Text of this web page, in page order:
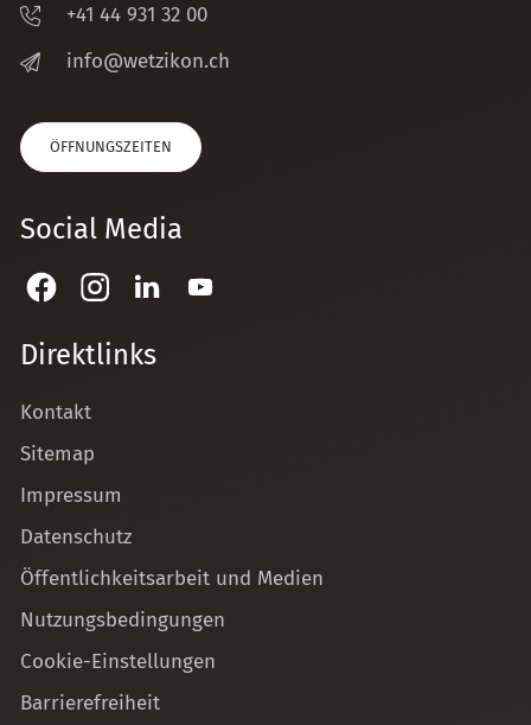
+41 44 931 32 00
nf
w tz k n ch
ÖFFNUNGSZEITEN
Social Media
Direktlinks
Kontakt
Sitemap
Impressum
Datenschutz
Öffentlichkeitsarbeit und Medien
Nutzungsbedingungen
Cookie-Einstellungen
Barrierefreiheit